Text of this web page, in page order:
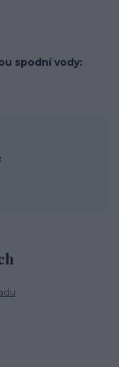
spodní vody